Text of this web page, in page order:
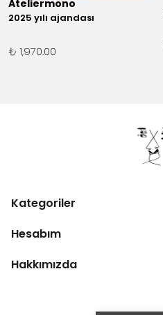
Ateliermono
2025 yılı ajandası
₺ 1,970.00
Kategoriler
Hesabım
Hakkımızda